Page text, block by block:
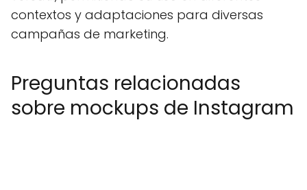
contextos y adaptaciones para diversas
campañas de marketing.
Preguntas relacionadas
sobre mockups de Instagram